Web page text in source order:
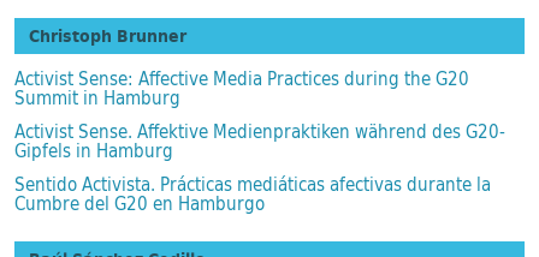
Christoph Brunner
Activist Sense: Affective Media Practices during the G20
Summit in Hamburg
Activist Sense. Affektive Medienpraktiken während des G20-
Gipfels in Hamburg
Sentido Activista. Prácticas mediáticas afectivas durante la
Cumbre del G20 en Hamburgo